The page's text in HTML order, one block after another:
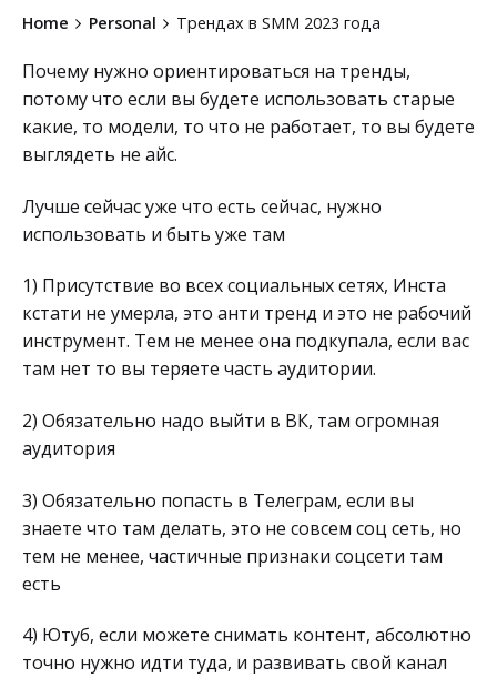
Home Personal Трендах в SMM 2023 года
Почему нужно ориентироваться на тренды,
потому что если вы будете использовать старые
какие, то модели, то что не работает, то вы будете
выглядеть не айс.
Лучше сейчас уже что есть сейчас, нужно
использовать и быть уже там
1) Присутствие во всех социальных сетях, Инста
кстати не умерла, это анти тренд и это не рабочий
инструмент. Тем не менее она подкупала, если вас
там нет то вы теряете часть аудитории.
2) Обязательно надо выйти в ВК, там огромная
аудитория
3) Обязательно попасть в Телеграм, если вы
знаете что там делать, это не совсем соц сеть, но
тем не менее, частичные признаки соцсети там
есть
4) Ютуб, если можете снимать контент, абсолютно
точно нужно идти туда, и развивать свой канал